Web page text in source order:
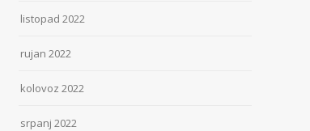
listopad 2022
rujan 2022
kolovoz 2022
srpanj 2022